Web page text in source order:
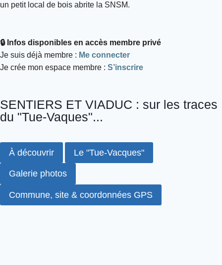
un petit local de bois abrite la SNSM.
🔒 Infos disponibles en accès membre privé
Je suis déjà membre : Me connecter
Je crée mon espace membre : S’inscrire
SENTIERS ET VIADUC : sur les traces
du "Tue-Vaques"...
À découvrir Le "Tue-Vacques"
Galerie photos
Commune, site & coordonnées GPS